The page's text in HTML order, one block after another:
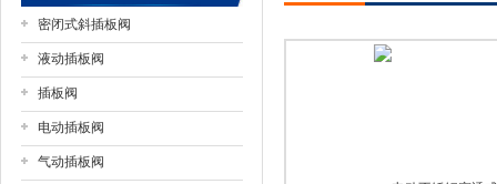
上海戎钛阀门制造有限公司
密闭式斜插板阀
液动插板阀
插板阀
电动插板阀
气动插板阀